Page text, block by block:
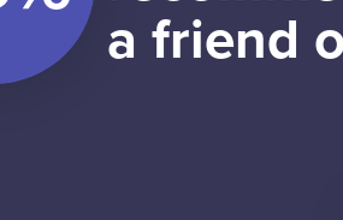
a friend